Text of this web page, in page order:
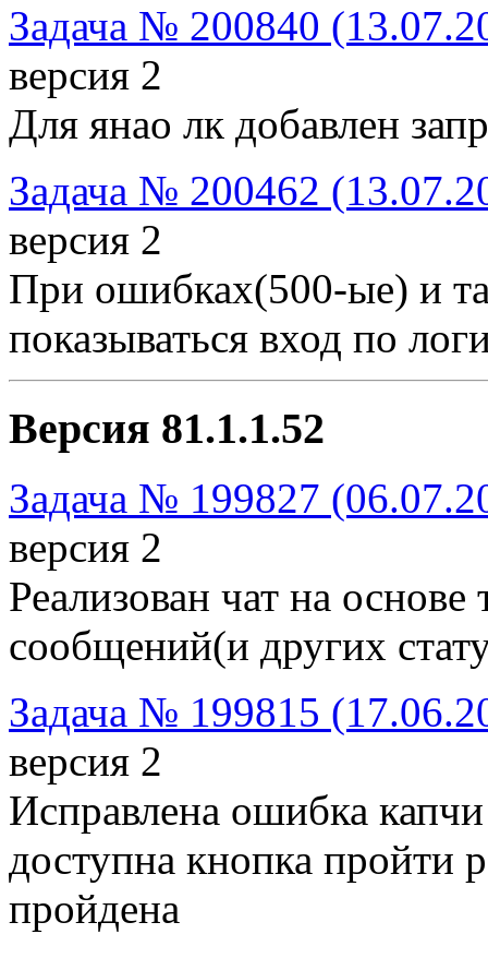
Задача № 200840
версия 2
Для янао лк добавлен
Задача № 200462
версия 2
При ошибках(500-ые) и
показываться вход по
Версия 81.1.1.52
Задача № 199827
версия 2
Реализован чат на основе
сообщений(и других
Задача № 199815
версия 2
Исправлена ошибка
доступна кнопка пройти
пройдена